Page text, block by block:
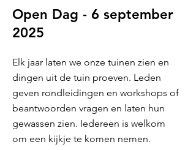
Open Dag - 6 september
2025
Elk jaar laten we onze tuinen zien en
dingen uit de tuin proeven. Leden
geven rondleidingen en workshops of
beantwoorden vragen en laten hun
gewassen zien. Iedereen is welkom
om een kijkje te komen nemen.